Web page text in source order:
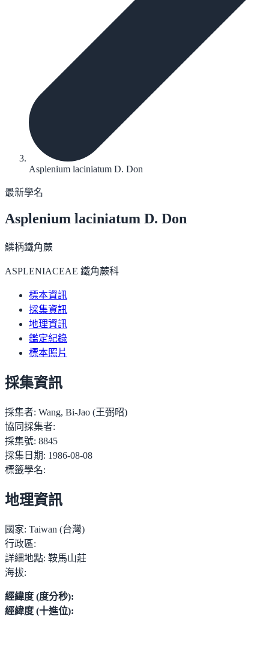
Asplenium laciniatum D. Don
最新學名
Asplenium laciniatum D. Don
鱗柄鐵角蕨
ASPLENIACEAE 鐵角蕨科
標本資訊
採集資訊
地理資訊
鑑定紀錄
標本照片
採集資訊
採集者: Wang, Bi-Jao (王弼昭)
協同採集者:
採集號: 8845
採集日期: 1986-08-08
標籤學名:
地理資訊
國家: Taiwan (台灣)
行政區:
詳細地點: 鞍馬山莊
海拔:
經緯度 (度分秒):
經緯度 (十進位):